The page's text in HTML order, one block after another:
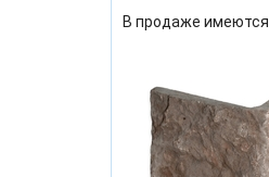
В продаже имеются